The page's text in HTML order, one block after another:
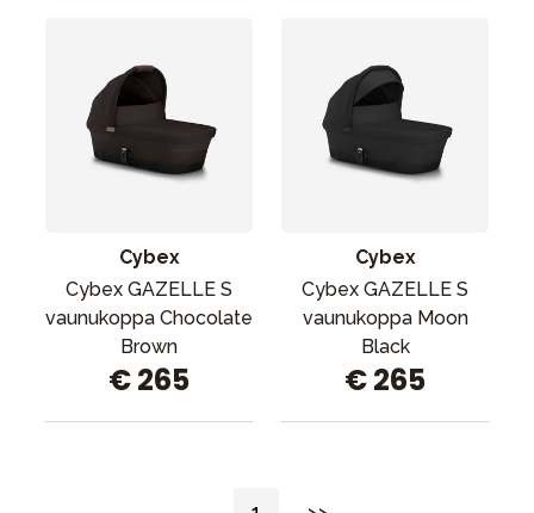
Cybex
Cybex GAZELLE S
vaunukoppa Chocolate
Brown
€ 265
Cybex
Cybex GAZELLE S
vaunukoppa Moon
Black
€ 265